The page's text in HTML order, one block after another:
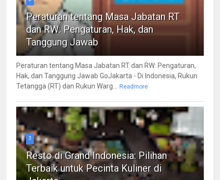
Peraturan tentang Masa Jabatan RT
dan RW: Pengaturan, Hak, dan
Tanggung Jawab
Peraturan tentang Masa Jabatan RT dan RW: Pengaturan,
Hak, dan Tanggung Jawab GoJakarta - Di Indonesia, Rukun
Tetangga (RT) dan Rukun Warg... Readmore
3
Resto di Grand Indonesia: Pilihan
Terbaik untuk Pecinta Kuliner di